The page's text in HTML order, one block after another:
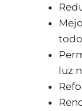
luz